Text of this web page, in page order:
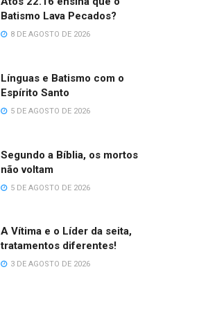
Batismo Lava Pecados?
8 DE AGOSTO DE 2026
Línguas e Batismo com o
Espírito Santo
5 DE AGOSTO DE 2026
Segundo a Bíblia, os mortos
não voltam
5 DE AGOSTO DE 2026
A Vítima e o Líder da seita,
tratamentos diferentes!
3 DE AGOSTO DE 2026